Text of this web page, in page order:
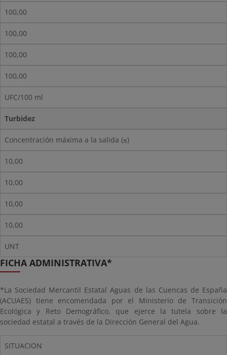
100,00
100,00
100,00
100,00
UFC/100 ml
Turbidez
Concentración máxima a la salida (≤)
10,00
10,00
10,00
10,00
UNT
FICHA ADMINISTRATIVA*
*La Sociedad Mercantil Estatal Aguas de las Cuencas de España
(ACUAES) tiene encomendada por el Ministerio de Transición
Ecológica y Reto Demográfico, que ejerce la tutela sobre la
sociedad estatal a través de la Dirección General del Agua.
SITUACION